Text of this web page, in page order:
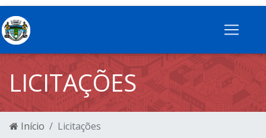
LICITAÇÕES
Início Licitações